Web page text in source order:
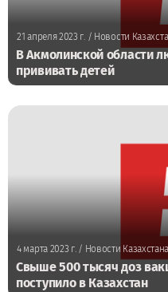
21 апреля 2023 г./ Новости
В Акмолинской области
прививать детей
4 марта 2023 г./ Новости Казахстана
Свыше 500 тысяч доз
поступило в Казахстан